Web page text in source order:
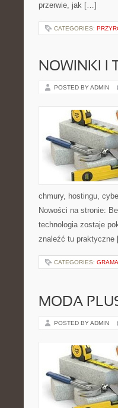
przerwie, jak […]
CATEGORIES:
NOWINKI I
POSTED BY ADMIN
chmury, hostingu,
Nowości na stronie:
technologia zostaje
znaleźć tu
CATEGORIES:
MODA
POSTED BY ADMIN